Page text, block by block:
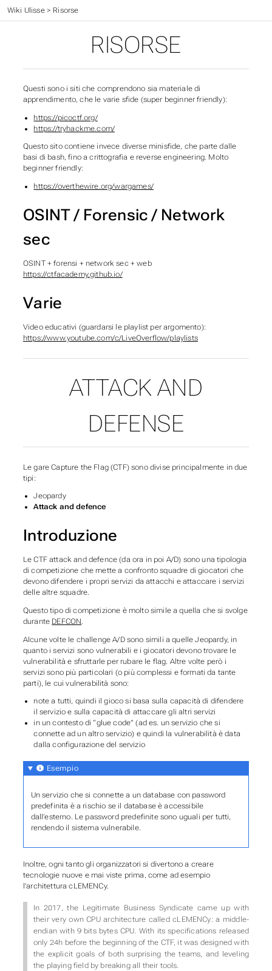
Wiki Ulisse> Risorse
RISORSE
Questi sono i siti che comprendono sia materiale di
apprendimento, che le varie sfide (super beginner friendly):
https://picoctf.org/
https://tryhackme.com/
Questo sito contiene invece diverse minisfide, che parte dalle
basi di bash, fino a crittografia e reverse engineering. Molto
beginner friendly:
https://overthewire.org/wargames/
OSINT / Forensic / Network
sec
OSINT + forensi + network sec + web
https://ctfacademy.github.io/
Varie
Video educativi (guardarsi le playlist per argomento):
https://www.youtube.com/c/LiveOverflow/playlists
SUBSECTIONS OF
ATTACK AND
DEFENSE
Le gare Capture the Flag (CTF) sono divise principalmente in due
tipi:
Jeopardy
Attack and defence
Introduzione
Le CTF attack and defence (da ora in poi A/D) sono una tipologia
di competizione che mette a confronto squadre di giocatori che
devono difendere i propri servizi da attacchi e attaccare i servizi
delle altre squadre.
Questo tipo di competizione è molto simile a quella che si svolge
durante DEFCON.
Alcune volte le challenge A/D sono simili a quelle Jeopardy, in
quanto i servizi sono vulnerabili e i giocatori devono trovare le
vulnerabilità e sfruttarle per rubare le flag. Altre volte però i
servizi sono più particolari (o più complessi e formati da tante
parti), le cui vulnerabilità sono:
note a tutti, quindi il gioco si basa sulla capacità di difendere
il servizio e sulla capacità di attaccare gli altri servizi
in un contesto di “glue code” (ad es. un servizio che si
connette ad un altro servizio) e quindi la vulnerabilità è data
dalla configurazione del servizio
Esempio
Un servizio che si connette a un database con password
predefinita è a rischio se il database è accessibile
dall’esterno. Le password predefinite sono uguali per tutti,
rendendo il sistema vulnerabile.
Inoltre, ogni tanto gli organizzatori si divertono a creare
tecnologie nuove e mai viste prima, come ad esempio
l’architettura cLEMENCy.
In 2017, the Legitimate Business Syndicate came up with
their very own CPU architecture called cLEMENCy: a middle-
endian with 9 bits bytes CPU. With its specifications released
only 24h before the beginning of the CTF, it was designed with
the explicit goals of both surprising the teams, and leveling
the playing field by breaking all their tools.